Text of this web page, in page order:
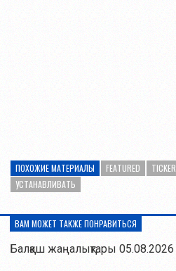
ПОХОЖИЕ МАТЕРИАЛЫ FEATURED TICKER
УСТАНАВЛИВАТЬ
ВАМ МОЖЕТ ТАКЖЕ ПОНРАВИТЬСЯ
Балқаш жаңалықтары 05.08.2026